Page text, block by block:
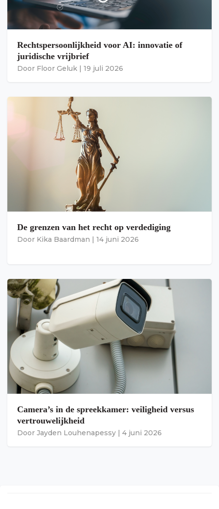
Rechtspersoonlijkheid voor AI: innovatie of
juridische vrijbrief
Door Floor Geluk | 19 juli 2026
De grenzen van het recht op verdediging
Door Kika Baardman | 14 juni 2026
Camera’s in de spreekkamer: veiligheid versus
vertrouwelijkheid
Door Jayden Louhenapessy | 4 juni 2026